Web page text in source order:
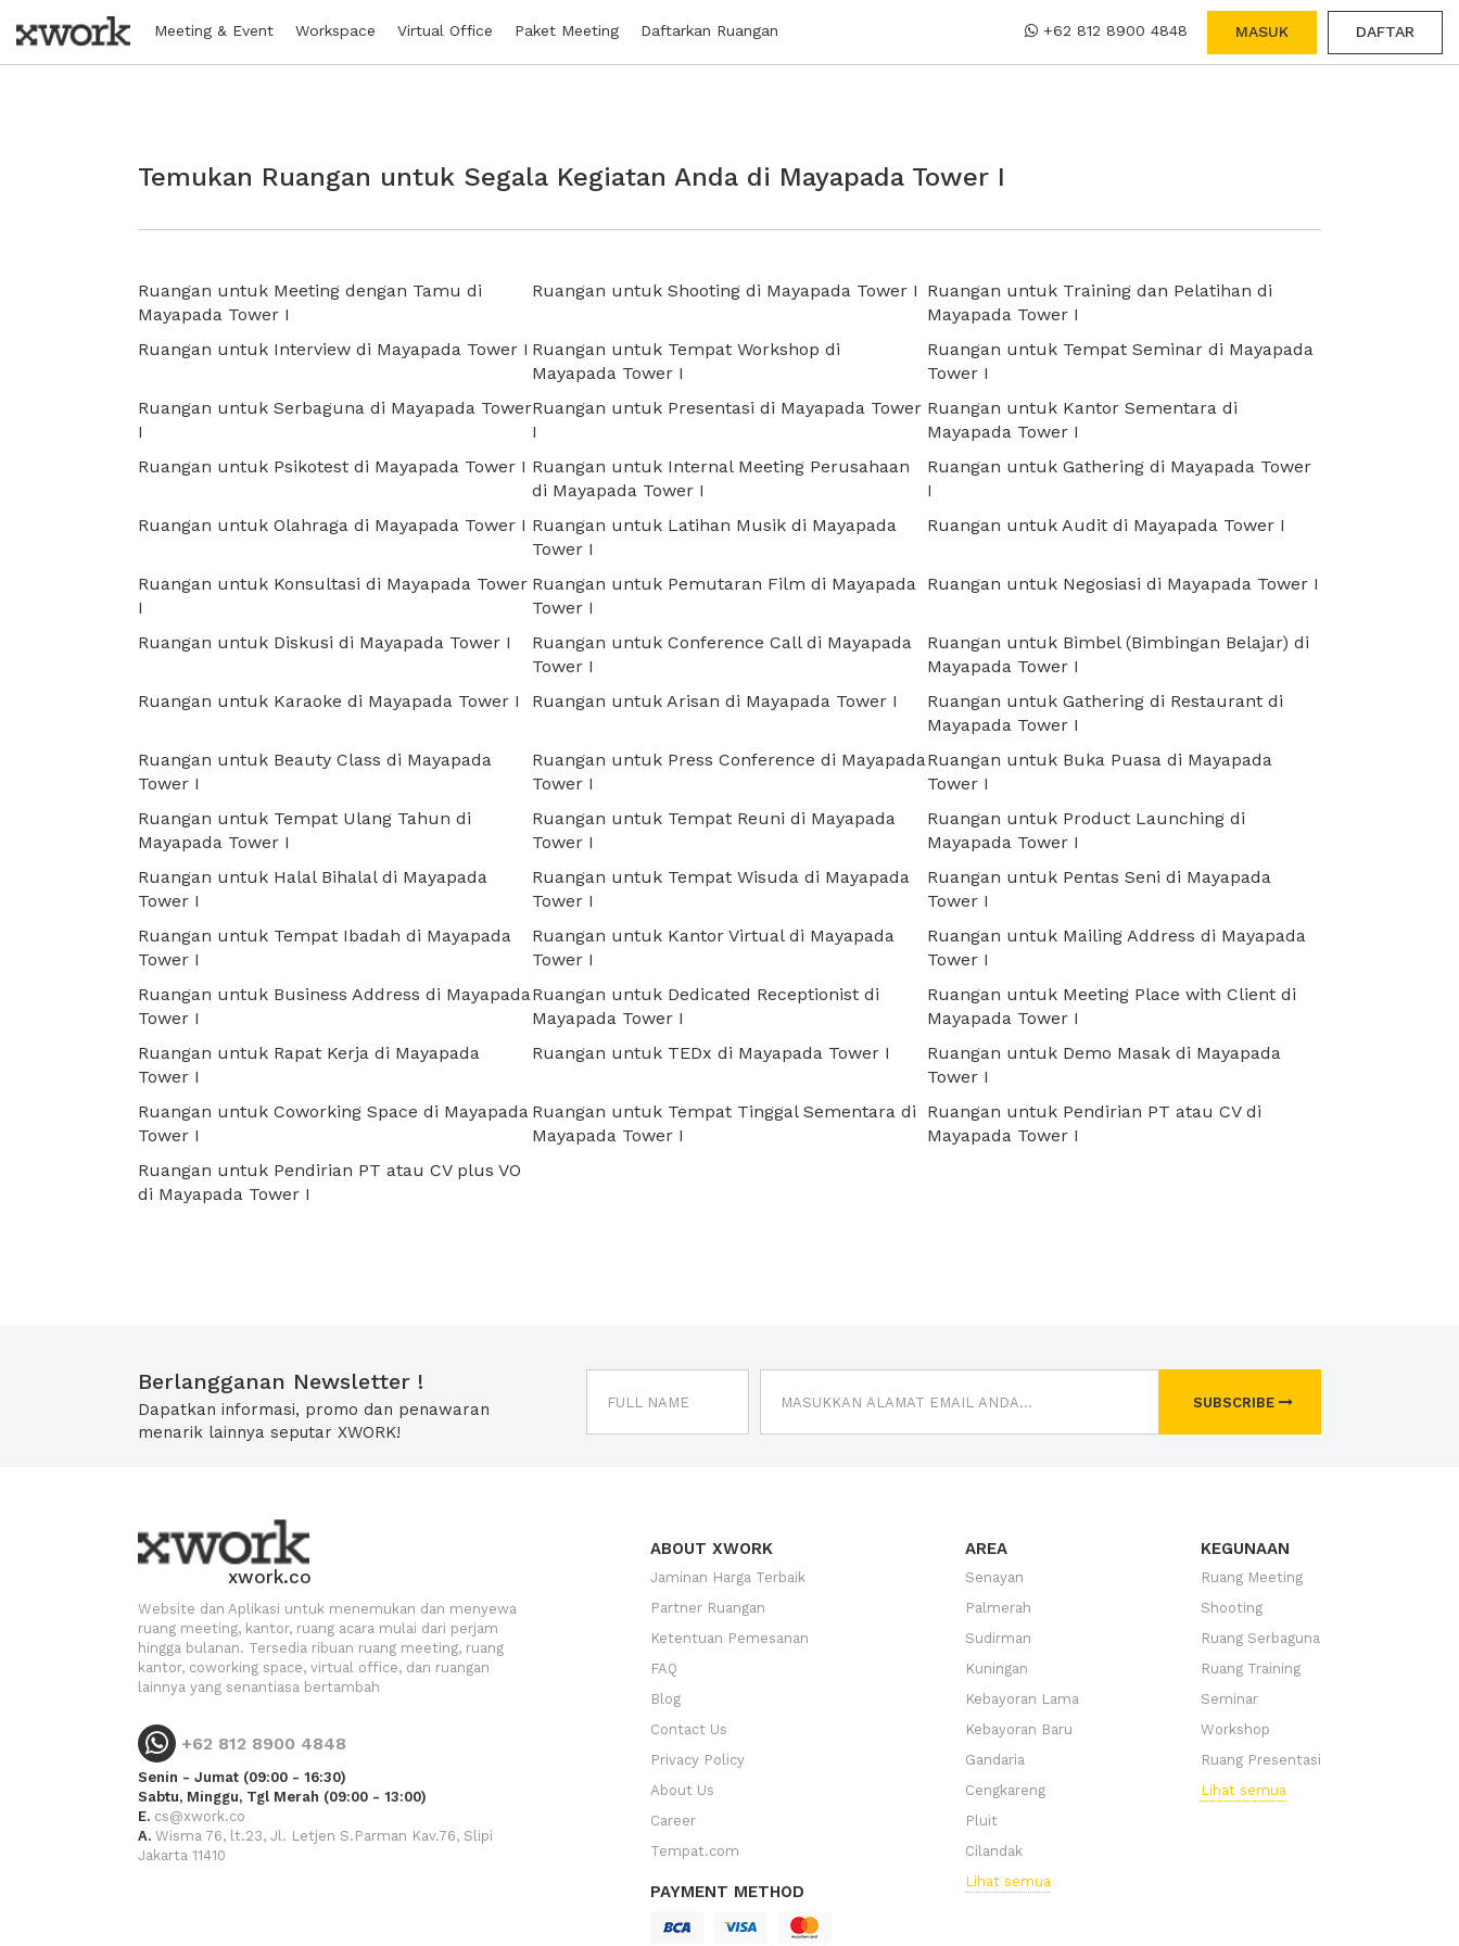
Meeting & Event Workspace Virtual Office Paket Meeting Daftarkan Ruangan +62 812 8900 4848 MASUK DAFTAR
Temukan Ruangan untuk Segala Kegiatan Anda di Mayapada Tower I
Ruangan untuk Meeting dengan Tamu di
Mayapada Tower I
Ruangan untuk Shooting di Mayapada Tower I Ruangan untuk Training dan Pelatihan di
Mayapada Tower I
Ruangan untuk Interview di Mayapada Tower I Ruangan untuk Tempat Workshop di
Mayapada Tower I
Ruangan untuk Tempat Seminar di Mayapada
Tower I
Ruangan untuk Serbaguna di Mayapada Tower
I
Ruangan untuk Presentasi di Mayapada Tower
I
Ruangan untuk Kantor Sementara di
Mayapada Tower I
Ruangan untuk Psikotest di Mayapada Tower I Ruangan untuk Internal Meeting Perusahaan
di Mayapada Tower I
Ruangan untuk Gathering di Mayapada Tower
I
Ruangan untuk Olahraga di Mayapada Tower I Ruangan untuk Latihan Musik di Mayapada
Tower I
Ruangan untuk Audit di Mayapada Tower I
Ruangan untuk Konsultasi di Mayapada Tower
I
Ruangan untuk Pemutaran Film di Mayapada
Tower I
Ruangan untuk Negosiasi di Mayapada Tower I
Ruangan untuk Diskusi di Mayapada Tower I
Ruangan untuk Conference Call di Mayapada
Tower I
Ruangan untuk Bimbel (Bimbingan Belajar) di
Mayapada Tower I
Ruangan untuk Karaoke di Mayapada Tower I
Ruangan untuk Arisan di Mayapada Tower I
Ruangan untuk Gathering di Restaurant di
Mayapada Tower I
Ruangan untuk Beauty Class di Mayapada
Tower I
Ruangan untuk Press Conference di Mayapada
Tower I
Ruangan untuk Buka Puasa di Mayapada
Tower I
Ruangan untuk Tempat Ulang Tahun di
Mayapada Tower I
Ruangan untuk Tempat Reuni di Mayapada
Tower I
Ruangan untuk Product Launching di
Mayapada Tower I
Ruangan untuk Halal Bihalal di Mayapada
Tower I
Ruangan untuk Tempat Wisuda di Mayapada
Tower I
Ruangan untuk Pentas Seni di Mayapada
Tower I
Ruangan untuk Tempat Ibadah di Mayapada
Tower I
Ruangan untuk Kantor Virtual di Mayapada
Tower I
Ruangan untuk Mailing Address di Mayapada
Tower I
Ruangan untuk Business Address di Mayapada
Tower I
Ruangan untuk Dedicated Receptionist di
Mayapada Tower I
Ruangan untuk Meeting Place with Client di
Mayapada Tower I
Ruangan untuk Rapat Kerja di Mayapada
Tower I
Ruangan untuk TEDx di Mayapada Tower I
Ruangan untuk Demo Masak di Mayapada
Tower I
Ruangan untuk Coworking Space di Mayapada
Tower I
Ruangan untuk Tempat Tinggal Sementara di
Mayapada Tower I
Ruangan untuk Pendirian PT atau CV di
Mayapada Tower I
Ruangan untuk Pendirian PT atau CV plus VO
di Mayapada Tower I
Berlangganan Newsletter !
Dapatkan informasi, promo dan penawaran
menarik lainnya seputar XWORK!
SUBSCRIBE
xwork.co
Website dan Aplikasi untuk menemukan dan menyewa
ruang meeting, kantor, ruang acara mulai dari perjam
hingga bulanan. Tersedia ribuan ruang meeting, ruang
kantor, coworking space, virtual office, dan ruangan
lainnya yang senantiasa bertambah
+62 812 8900 4848
Senin - Jumat (09:00 - 16:30)
Sabtu, Minggu, Tgl Merah (09:00 - 13:00)
E. cs@xwork.co
A. Wisma 76, lt.23, Jl. Letjen S.Parman Kav.76, Slipi
Jakarta 11410
ABOUT XWORK
Jaminan Harga Terbaik
Partner Ruangan
Ketentuan Pemesanan
FAQ
Blog
Contact Us
Privacy Policy
About Us
Career
Tempat.com
PAYMENT METHOD
AREA
Senayan
Palmerah
Sudirman
Kuningan
Kebayoran Lama
Kebayoran Baru
Gandaria
Cengkareng
Pluit
Cilandak
Lihat semua
KEGUNAAN
Ruang Meeting
Shooting
Ruang Serbaguna
Ruang Training
Seminar
Workshop
Ruang Presentasi
Lihat semua